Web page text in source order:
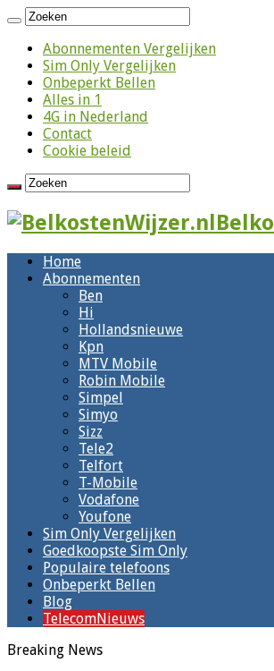
Abonnementen Vergelijken
Sim Only Vergelijken
Onbeperkt Bellen
Alles in 1
4G in Nederland
Contact
Cookie beleid
Home
Abonnementen
Ben
Hi
Hollandsnieuwe
Kpn
MTV Mobile
Robin Mobile
Simpel
Simyo
Sizz
Tele2
Telfort
T-Mobile
Vodafone
Youfone
Sim Only Vergelijken
Goedkoopste Sim Only
Populaire telefoons
Onbeperkt Bellen
Blog
TelecomNieuws
Breaking News